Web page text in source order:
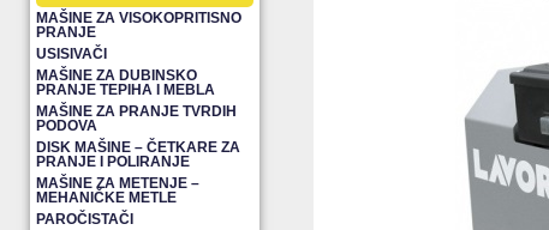
MAŠINE ZA VISOKOPRITISNO
PRANJE
USISIVAČI
MAŠINE ZA DUBINSKO
PRANJE TEPIHA I MEBLA
MAŠINE ZA PRANJE TVRDIH
PODOVA
DISK MAŠINE – ČETKARE ZA
PRANJE I POLIRANJE
MAŠINE ZA METENJE –
MEHANIČKE METLE
PAROČISTAČI